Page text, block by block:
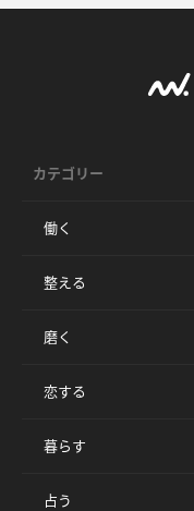
カテゴリー
働く
整える
磨く
恋する
暮らす
占う